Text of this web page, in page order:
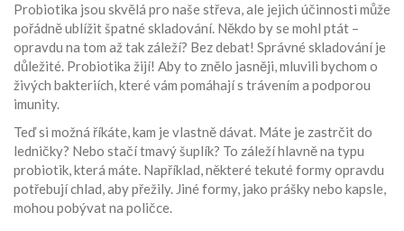
Probiotika jsou skvělá pro naše střeva, ale jejich účinnosti může
pořádně ublížit špatné skladování. Někdo by se mohl ptát –
opravdu na tom až tak záleží? Bez debat! Správné skladování je
důležité. Probiotika žijí! Aby to znělo jasněji, mluvili bychom o
živých bakteriích, které vám pomáhají s trávením a podporou
imunity.
Teď si možná říkáte, kam je vlastně dávat. Máte je zastrčit do
ledničky? Nebo stačí tmavý šuplík? To záleží hlavně na typu
probiotik, která máte. Například, některé tekuté formy opravdu
potřebují chlad, aby přežily. Jiné formy, jako prášky nebo kapsle,
mohou pobývat na poličce.